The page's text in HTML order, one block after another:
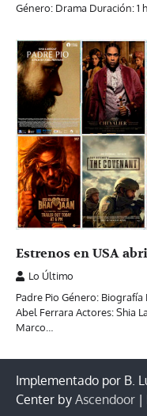
Género: Drama Duración: 1
Estrenos en USA
Lo Último
Padre Pio Género:
Abel Ferrara Actores: Shia
Marco…
Implementado por B.
Center by Ascendoor |